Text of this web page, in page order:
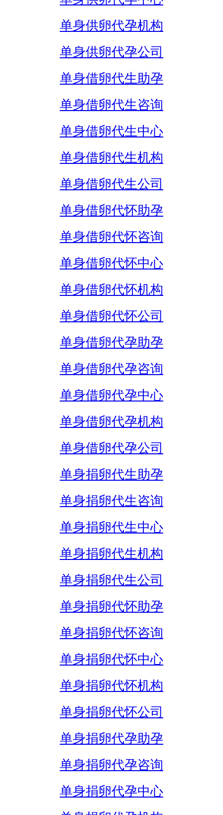
单身供卵代孕机构
单身供卵代孕公司
单身借卵代生助孕
单身借卵代生咨询
单身借卵代生中心
单身借卵代生机构
单身借卵代生公司
单身借卵代怀助孕
单身借卵代怀咨询
单身借卵代怀中心
单身借卵代怀机构
单身借卵代怀公司
单身借卵代孕助孕
单身借卵代孕咨询
单身借卵代孕中心
单身借卵代孕机构
单身借卵代孕公司
单身捐卵代生助孕
单身捐卵代生咨询
单身捐卵代生中心
单身捐卵代生机构
单身捐卵代生公司
单身捐卵代怀助孕
单身捐卵代怀咨询
单身捐卵代怀中心
单身捐卵代怀机构
单身捐卵代怀公司
单身捐卵代孕助孕
单身捐卵代孕咨询
单身捐卵代孕中心